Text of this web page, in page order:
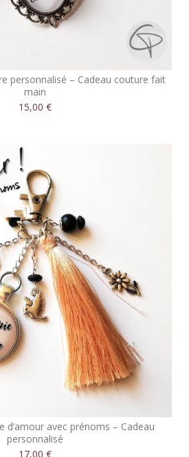
personnalisé – Cadeau couture fait
main
15,00 €
d’amour avec prénoms – Cadeau
personnalisé
17,00 €